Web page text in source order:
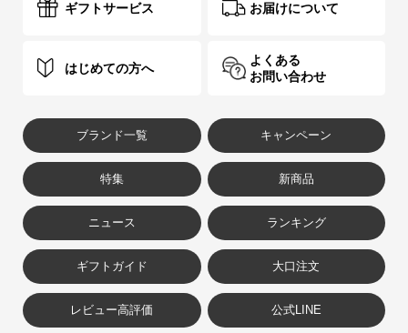
ギフトサービス お届けについて
はじめての方へ
よくある
お問い合わせ
ブランド一覧 キャンペーン
特集 新商品
ニュース ランキング
ギフトガイド 大口注文
レビュー高評価 公式LINE